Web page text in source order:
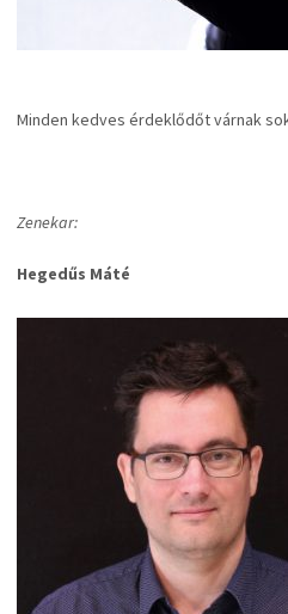
Minden kedves érdeklődőt várnak
Zenekar:
Hegedűs Máté